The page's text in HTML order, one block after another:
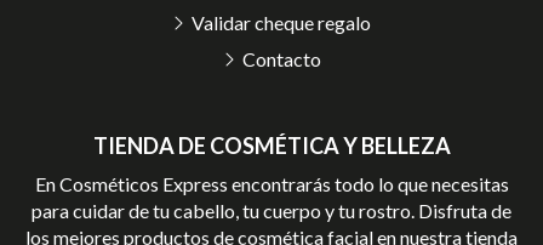
TIENDA DE COSMÉTICA Y BELLEZA
En Cosméticos Express encontrarás todo lo que necesitas
para cuidar de tu cabello, tu cuerpo y tu rostro. Disfruta de
los mejores productos de cosmética facial en nuestra tienda
Validar cheque regalo
Contacto